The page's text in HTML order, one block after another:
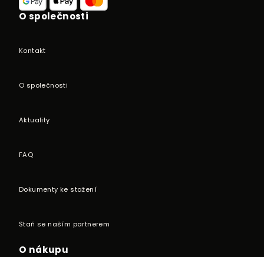
O společnosti
Kontakt
O společnosti
Aktuality
FAQ
Dokumenty ke stažení
Staň se naším partnerem
O nákupu